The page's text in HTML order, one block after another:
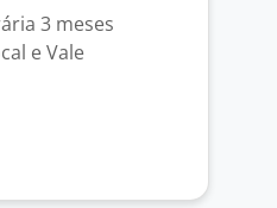
3 meses
e Vale